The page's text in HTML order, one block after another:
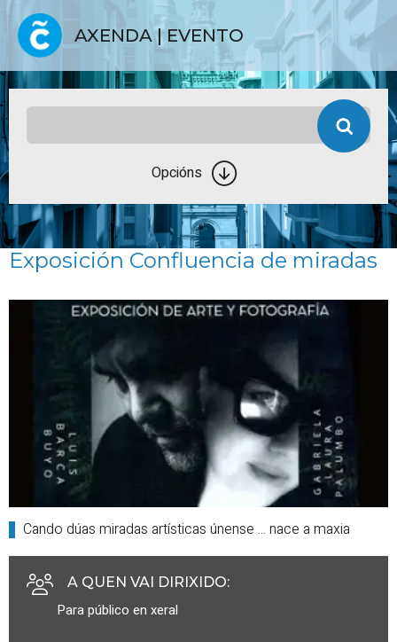
AXENDA | EVENTO
Opcións
Exposición Confluencia de miradas
Cando dúas miradas artísticas únense ... nace a maxia
A QUEN VAI DIRIXIDO:
Para público en xeral